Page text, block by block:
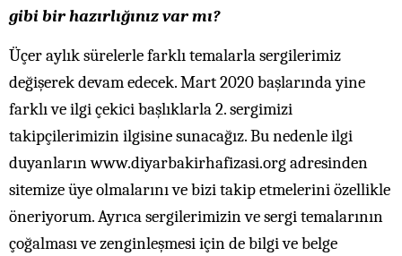
gibi bir hazırlığınız var mı?
Üçer aylık sürelerle farklı temalarla sergilerimiz
değişerek devam edecek. Mart 2020 başlarında yine
farklı ve ilgi çekici başlıklarla 2. sergimizi
takipçilerimizin ilgisine sunacağız. Bu nedenle ilgi
duyanlarınwww.diyarbakirhafizasi.orgadresinden
sitemize üye olmalarını ve bizi takip etmelerini özellikle
öneriyorum. Ayrıca sergilerimizin ve sergi temalarının
çoğalması ve zenginleşmesi için de bilgi ve belge